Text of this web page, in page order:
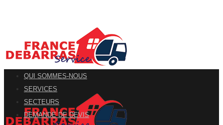
QUI SOMMES-NOUS
SERVICES
SECTEURS
DEMANDE DE DEVIS